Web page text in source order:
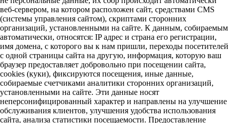
веб-сервером, на котором расположен сайт, средствами CMS
(системы управления сайтом), скриптами сторонних
организаций, установленными на сайте. К данным, собираемым
автоматически, относятся: IP адрес и страна его регистрации,
имя домена, с которого вы к нам пришли, переходы посетителей
с одной страницы сайта на другую, информация, которую ваш
браузер предоставляет добровольно при посещении сайта,
cookies (куки), фиксируются посещения, иные данные,
собираемые счетчиками аналитики сторонних организаций,
установленными на сайте. Эти данные носят
неперсонифицированный характер и направлены на улучшение
обслуживания клиентов, улучшения удобства использования
сайта, анализа статистики посещаемости. Предоставление